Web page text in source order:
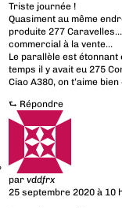
Triste journée !
Quasiment au même
produite 277
commercial à la vente…
Le parallèle est étonnant
temps il y avait eu 275
Ciao A380, on t’aime
⮑ Répondre
parvddfrx
25 septembre 2020 à 10